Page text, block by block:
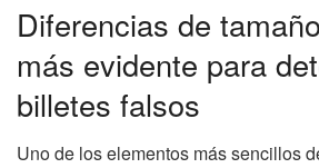
Diferencias de
más evidente para
billetes falsos
Uno de los elementos más sencillos